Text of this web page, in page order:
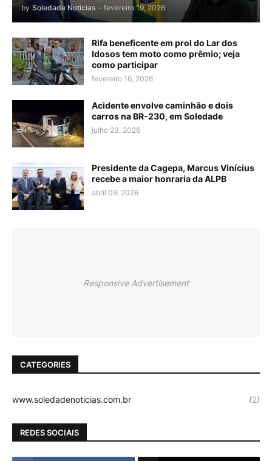
by Soledade Noticias - fevereiro 19, 2026
Rifa beneficente em prol do Lar dos
Idosos tem moto como prêmio; veja
como participar
fevereiro 16, 2026
Acidente envolve caminhão e dois
carros na BR-230, em Soledade
julho 23, 2026
Presidente da Cagepa, Marcus Vinícius
recebe a maior honraria da ALPB
abril 09, 2026
Responsive Advertisement
CATEGORIES
www.soledadenoticias.com.br (2)
REDES SOCIAIS